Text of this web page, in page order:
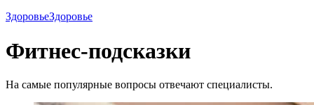
ЗдоровьеЗдоровье
Фитнес-подсказки
На самые популярные вопросы отвечают специалисты.